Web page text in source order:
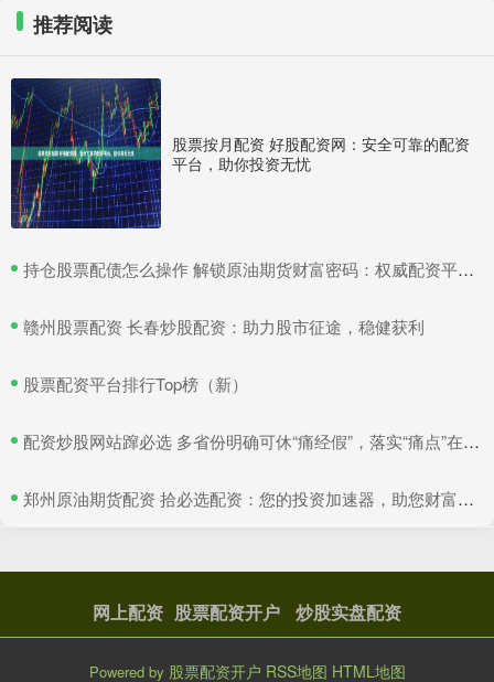
推荐阅读
股票按月配资 好股配资网：安全可靠的配资
平台，助你投资无忧
​持仓股票配债怎么操作 解锁原油期货财富密码：权威配资平台助你致富
​赣州股票配资 长春炒股配资：助力股市征途，稳健获利
​股票配资平台排行Top榜（新）
​配资炒股网站蹿必选 多省份明确可休“痛经假”，落实“痛点”在何处？
​郑州原油期货配资 拾必选配资：您的投资加速器，助您财富倍增
网上配资 股票配资开户 炒股实盘配资
Powered by 股票配资开户 RSS地图 HTML地图